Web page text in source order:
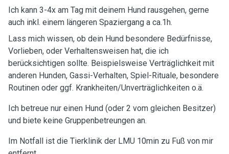
Ich kann 3-4x am Tag mit deinem Hund rausgehen, gerne
auch inkl. einem längeren Spaziergang a ca.1h.
Lass mich wissen, ob dein Hund besondere Bedürfnisse,
Vorlieben, oder Verhaltensweisen hat, die ich
berücksichtigen sollte. Beispielsweise Verträglichkeit mit
anderen Hunden, Gassi-Verhalten, Spiel-Rituale, besondere
Routinen oder ggf. Krankheiten/Unverträglichkeiten o.ä.
Ich betreue nur einen Hund (oder 2 vom gleichen Besitzer)
und biete keine Gruppenbetreungen an.
Im Notfall ist die Tierklinik der LMU 10min zu Fuß von mir